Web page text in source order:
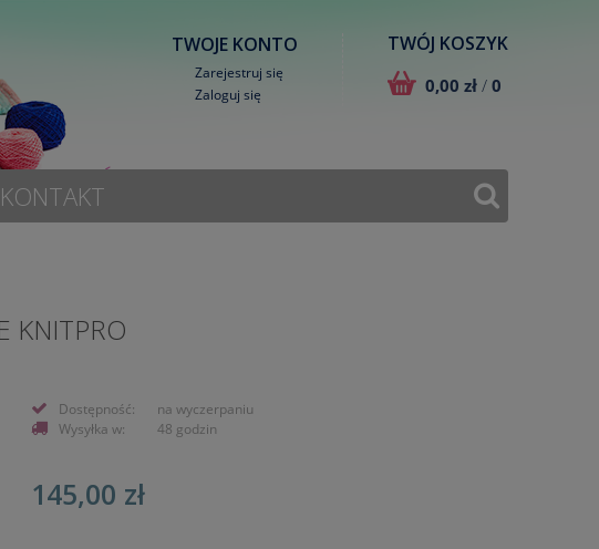
TWÓJ KOSZYK
0,00 zł / 0
TWOJE KONTO
Zarejestruj się
Zaloguj się
KONTAKT
KNITPRO
Dostępność:
na wyczerpaniu
Wysyłka w:
48 godzin
145,00 zł